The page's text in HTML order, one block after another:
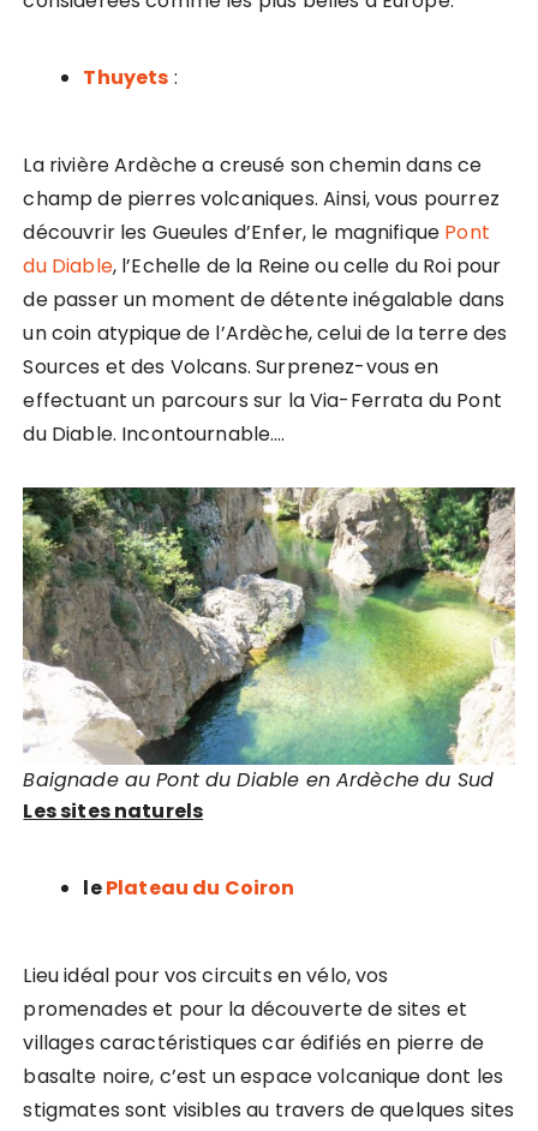
Thuyets :
La rivière Ardèche a creusé son chemin dans ce
champ de pierres volcaniques. Ainsi, vous pourrez
découvrir les Gueules d’Enfer, le magnifique Pont
du Diable, l’Echelle de la Reine ou celle du Roi pour
de passer un moment de détente inégalable dans
un coin atypique de l’Ardèche, celui de la terre des
Sources et des Volcans. Surprenez-vous en
effectuant un parcours sur la Via-Ferrata du Pont
du Diable. Incontournable….
Baignade au Pont du Diable en Ardèche du Sud
Les sites naturels
lePlateau du Coiron
Lieu idéal pour vos circuits en vélo, vos
promenades et pour la découverte de sites et
villages caractéristiques car édifiés en pierre de
basalte noire, c’est un espace volcanique dont les
stigmates sont visibles au travers de quelques sites